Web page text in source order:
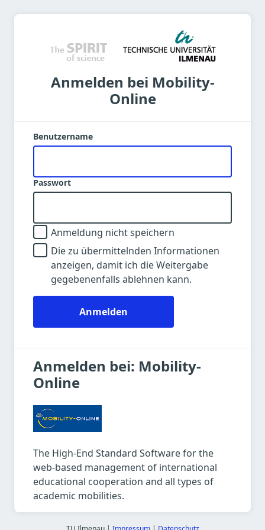
Anmelden bei Mobility-
Online
Benutzername
Passwort
Anmeldung nicht speichern
Die zu übermittelnden Informationen
anzeigen, damit ich die Weitergabe
gegebenenfalls ablehnen kann.
Anmelden
Anmelden bei: Mobility-
Online
The High-End Standard Software for the
web-based management of international
educational cooperation and all types of
academic mobilities.